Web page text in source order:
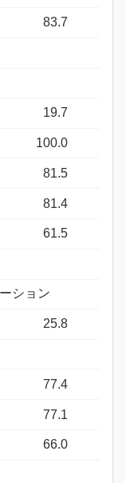
83.7
19.7
100.0
81.5
81.4
61.5
ション
25.8
77.4
77.1
66.0